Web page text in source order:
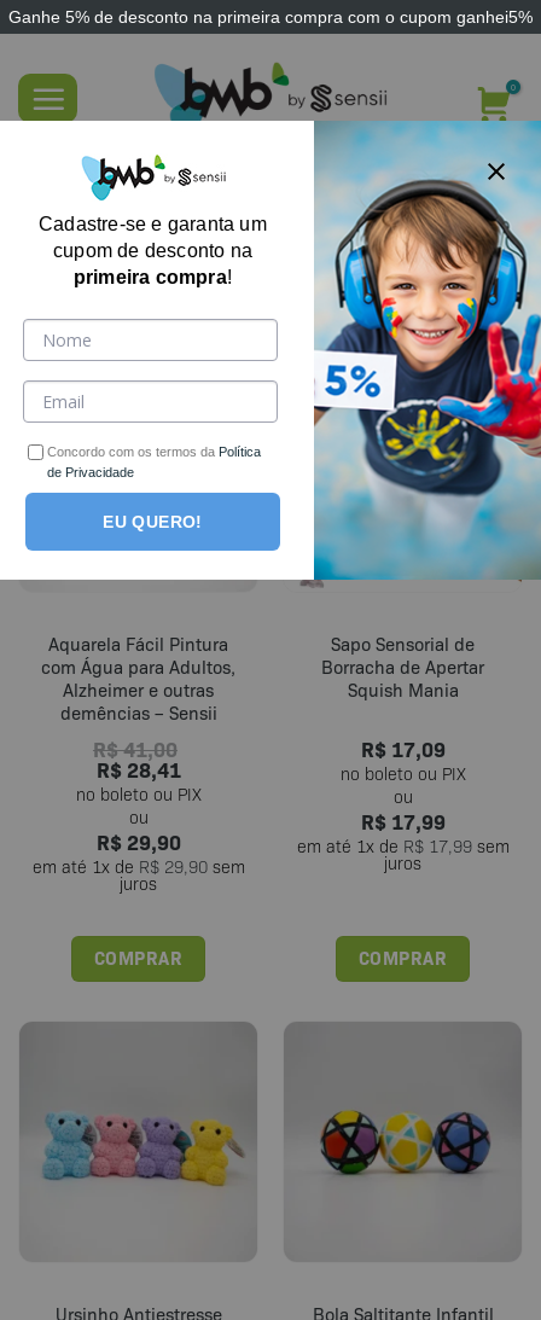
Ganhe 5% de desconto na primeira compra com o cupom ganhei5%
content
FILTRE AQUI
-27%
Aquarela Fácil Pintura
com Água para Adultos,
Alzheimer e outras
demências – Sensii
R$41,00
R$28,41
R$29,90
em até 1x de R$29,90sem
juros
COMPRAR
Sapo Sensorial de
Borracha de Apertar
Squish Mania
R$17,09
R$17,99
em até 1x de R$17,99sem
juros
COMPRAR
Ursinho Antiestresse
Bola Saltitante Infantil
Cadastre-se e garanta um
cupom de desconto na
primeira compra!
Concordo com os termos da Política
de Privacidade
EU QUERO!